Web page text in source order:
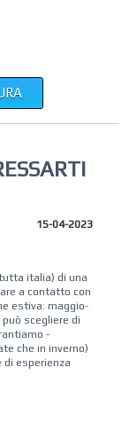
15-04-2023
italia) di una
a contatto con
estiva: maggio-
scegliere di
-
che in inverno)
di esperienza